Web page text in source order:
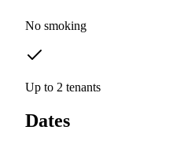
No smoking
Up to 2 tenants
Dates